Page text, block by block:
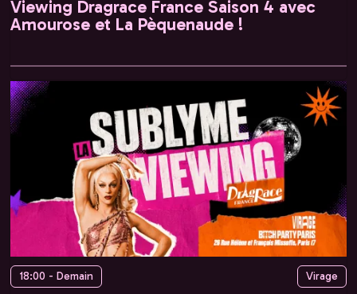
Viewing Dragrace France Saison 4 avec
Amourose et La Pèquenaude !
18:00 - Demain Virage